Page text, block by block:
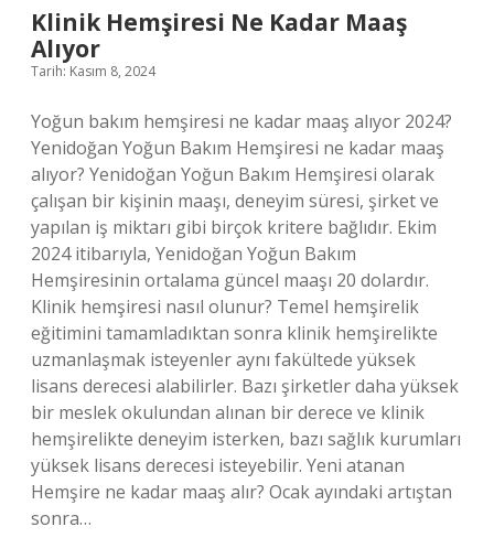
Klinik Hemşiresi Ne Kadar Maaş
Alıyor
Tarih: Kasım 8, 2024
Yoğun bakım hemşiresi ne kadar maaş alıyor 2024?
Yenidoğan Yoğun Bakım Hemşiresi ne kadar maaş
alıyor? Yenidoğan Yoğun Bakım Hemşiresi olarak
çalışan bir kişinin maaşı, deneyim süresi, şirket ve
yapılan iş miktarı gibi birçok kritere bağlıdır. Ekim
2024 itibarıyla, Yenidoğan Yoğun Bakım
Hemşiresinin ortalama güncel maaşı 20 dolardır.
Klinik hemşiresi nasıl olunur? Temel hemşirelik
eğitimini tamamladıktan sonra klinik hemşirelikte
uzmanlaşmak isteyenler aynı fakültede yüksek
lisans derecesi alabilirler. Bazı şirketler daha yüksek
bir meslek okulundan alınan bir derece ve klinik
hemşirelikte deneyim isterken, bazı sağlık kurumları
yüksek lisans derecesi isteyebilir. Yeni atanan
Hemşire ne kadar maaş alır? Ocak ayındaki artıştan
sonra…